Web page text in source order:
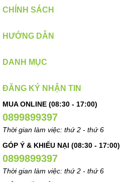
CHÍNH SÁCH
HƯỚNG DẪN
DANH MỤC
ĐĂNG KÝ NHẬN TIN
MUA ONLINE (08:30 - 17:00)
0899899397
Thời gian làm việc: thứ 2 - thứ 6
GÓP Ý & KHIẾU NẠI (08:30 - 17:00)
0899899397
Thời gian làm việc: thứ 2 - thứ 6